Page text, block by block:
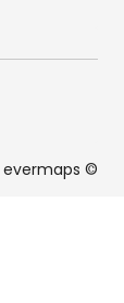
evermaps ©